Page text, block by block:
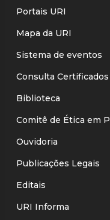
Portais URI
Mapa da URI
Sistema de eventos
Consulta Certificados
Biblioteca
Comitê de Ética em
Ouvidoria
Publicações Legais
Editais
URI Informa